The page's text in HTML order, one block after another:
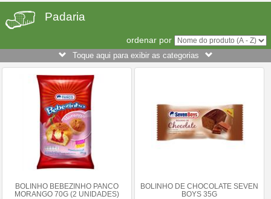
Padaria
ordenar por
Toque aqui para exibir as categorias
BOLINHO BEBEZINHO PANCO
MORANGO 70G (2 UNIDADES)
BOLINHO DE CHOCOLATE SEVEN
BOYS 35G